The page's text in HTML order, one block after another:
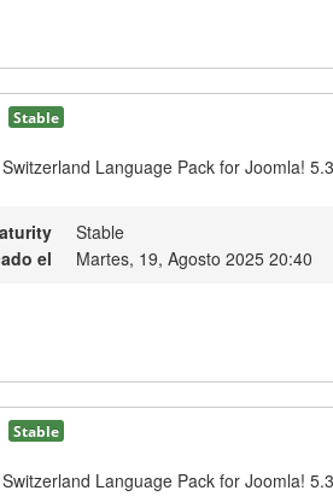
Stable
Language Pack for Joomla!
Stable
el
Martes, 19, Agosto 2025 20:40
Stable
Language Pack for Joomla!